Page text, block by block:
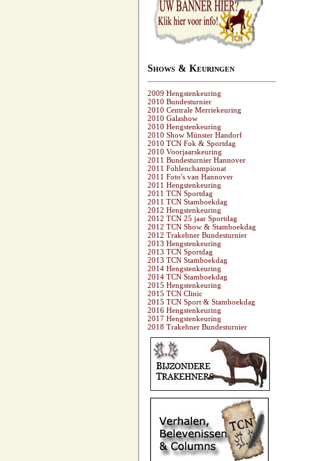
Shows & Keuringen
2009 Hengstenkeuring
2010 Bundesturnier
2010 Centrale Merriekeuring
2010 Galashow
2010 Hengstenkeuring
2010 Show Münster Handorf
2010 TCN Fok & Sportdag
2010 Voorjaarskeuring
2011 Bundesturnier Hannover
2011 Fohlenchampionat
2011 Foto's van Hannover
2011 Hengstenkeuring
2011 TCN Sportdag
2011 TCN Stamboekdag
2012 Hengstenkeuring
2012 TCN 25 jaar Sportdag
2012 TCN Show & Stamboekdag
2012 Trakehner Bundesturnier
2013 Hengstenkeuring
2013 TCN Sportdag
2013 TCN Stamboekdag
2014 Hengstenkeuring
2014 TCN Stamboekdag
2015 Hengstenkeuring
2015 TCN Clinic
2015 TCN Sport & Stamboekdag
2016 Hengstenkeuring
2017 Hengstenkeuring
2018 Trakehner Bundesturnier